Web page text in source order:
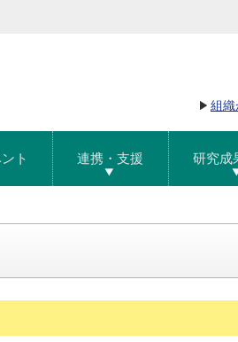
組織
ト 連携・支援 研究成